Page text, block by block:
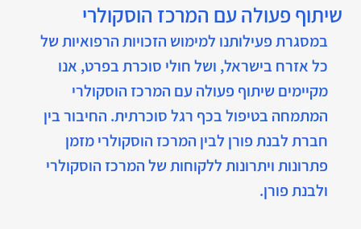
שיתוף פעולה עם המרכז הוסקולרי
במסגרת פעילותנו למימוש הזכויות הרפואיות של
כל אזרח בישראל, ושל חולי סוכרת בפרט, אנו
מקיימים שיתוף פעולה עם המרכז הוסקולרי
המתמחה בטיפול בכף רגל סוכרתית. החיבור בין
חברת לבנת פורן לבין המרכז הוסקולרי מזמן
פתרונות ויתרונות ללקוחות של המרכז הוסקולרי
ולבנת פורן.